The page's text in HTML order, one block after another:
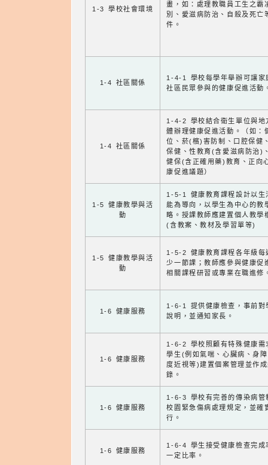
1-3 學校社會環境
畫，如：處理教職員工生之霸
別、愛滋病防治、自殺及死亡
件。
1-4 社區關係
1-4-1 學校每學年舉辦可讓家
社區民眾參與的健康促進活動
1-4 社區關係
1-4-2 學校結合衛生單位與地
體辦理健康促進活動。（如：
位、菸(檳)害防制、口腔保健
保健、性教育(含愛滋病防治)
健保(含正確用藥)教育、正向
康促進議題）
1-5 健康教學與活
動
1-5-1 健康教育課程設計以生
能為導向，以學生為中心的教
略。授課教師應建置個人教學
(含教案、教材及學習單等)
1-5 健康教學與活
動
1-5-2 健康教育課程各年級每
少一節課；教師應參與健康促
相關課程研習或專業在職進修
1-6 健康服務
1-6-1 提供健康檢查，事前對
說明，並通知家長。
1-6 健康服務
1-6-2 學校照顧有特殊健康需
學生(例如氣喘、心臟病、身
度近視等)建置個案管理並作
錄。
1-6 健康服務
1-6-3 學校有完善的傳染病管
校園緊急傷病處理規定，並確
行。
1-6 健康服務
1-6-4 學生接受健康檢查完成
一定比率。